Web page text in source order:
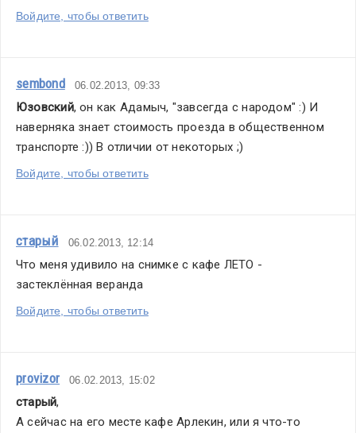
Войдите, чтобы ответить
sembond 06.02.2013, 09:33
Юзовский, он как Адамыч, "завсегда с народом" :) И
наверняка знает стоимость проезда в общественном
транспорте :)) В отличии от некоторых ;)
Войдите, чтобы ответить
старый 06.02.2013, 12:14
Что меня удивило на снимке с кафе ЛЕТО -
застеклённая веранда
Войдите, чтобы ответить
provizor 06.02.2013, 15:02
старый,
А сейчас на его месте кафе Арлекин, или я что-то